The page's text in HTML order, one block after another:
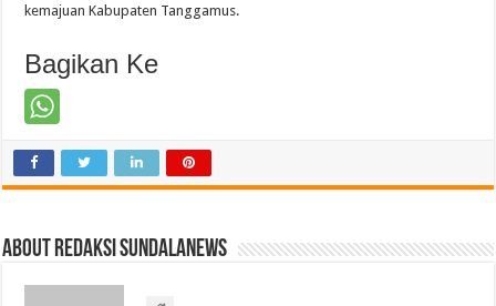
kemajuan Kabupaten Tanggamus.
Bagikan Ke
About Redaksi Sundalanews